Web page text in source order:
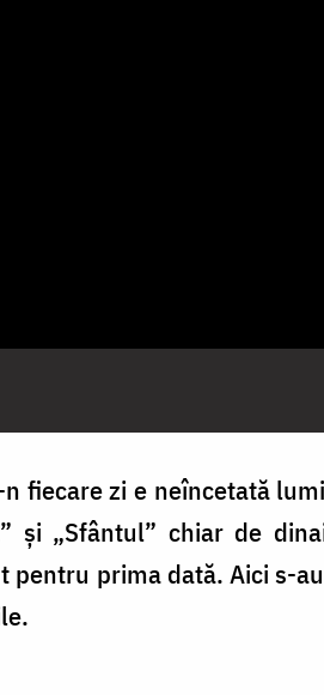
fiecare zi e neîncetată
„Sfântul” chiar de
prima dată. Aici s-